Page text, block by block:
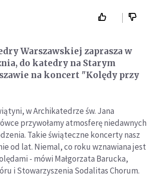
Warszawskiej zaprasza w
do katedry na Starym
na koncert "Kolędy przy
w Archikatedrze św. Jana
przywołamy atmosferę niedawnych
Takie świąteczne koncerty nasz
od lat. Niemal, co roku wznawiana jest
- mówi Małgorzata Barucka,
i Stowarzyszenia Sodalitas Chorum.